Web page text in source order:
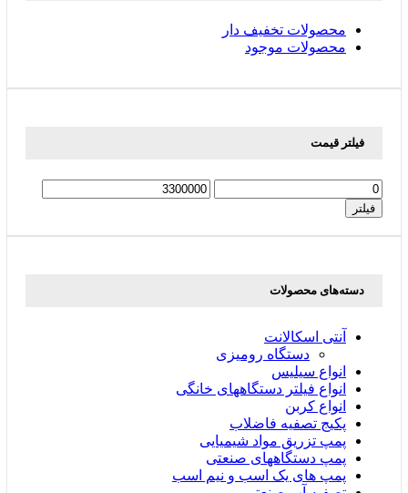
محصولات تخفیف دار
محصولات موجود
فیلتر قیمت
حداقل
قیمت
حداکثر
فیلتر
دسته‌های محصولات
آنتی اسکالانت
دستگاه رومیزی
انواع سیلیس
انواع فیلتر دستگاههای خانگی
انواع کربن
پکیج تصفیه فاضلاب
پمپ تزریق مواد شیمیایی
پمپ دستگاههای صنعتی
پمپ های یک اسب و نیم اسب